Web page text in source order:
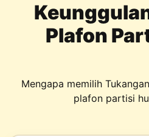
Plafon
Mengapa memilih
plafon partisi